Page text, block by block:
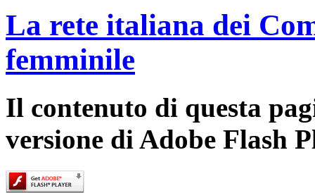
La rete italiana dei
femminile
Il contenuto di questa
versione di Adobe Flash